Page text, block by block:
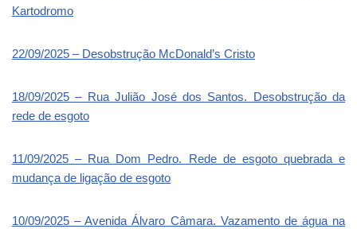
Kartodromo
22/09/2025 – Desobstrução McDonald’s Cristo
18/09/2025 – Rua Julião José dos Santos. Desobstrução da
rede de esgoto
11/09/2025 – Rua Dom Pedro. Rede de esgoto quebrada e
mudança de ligação de esgoto
10/09/2025 – Avenida Álvaro Câmara. Vazamento de água na